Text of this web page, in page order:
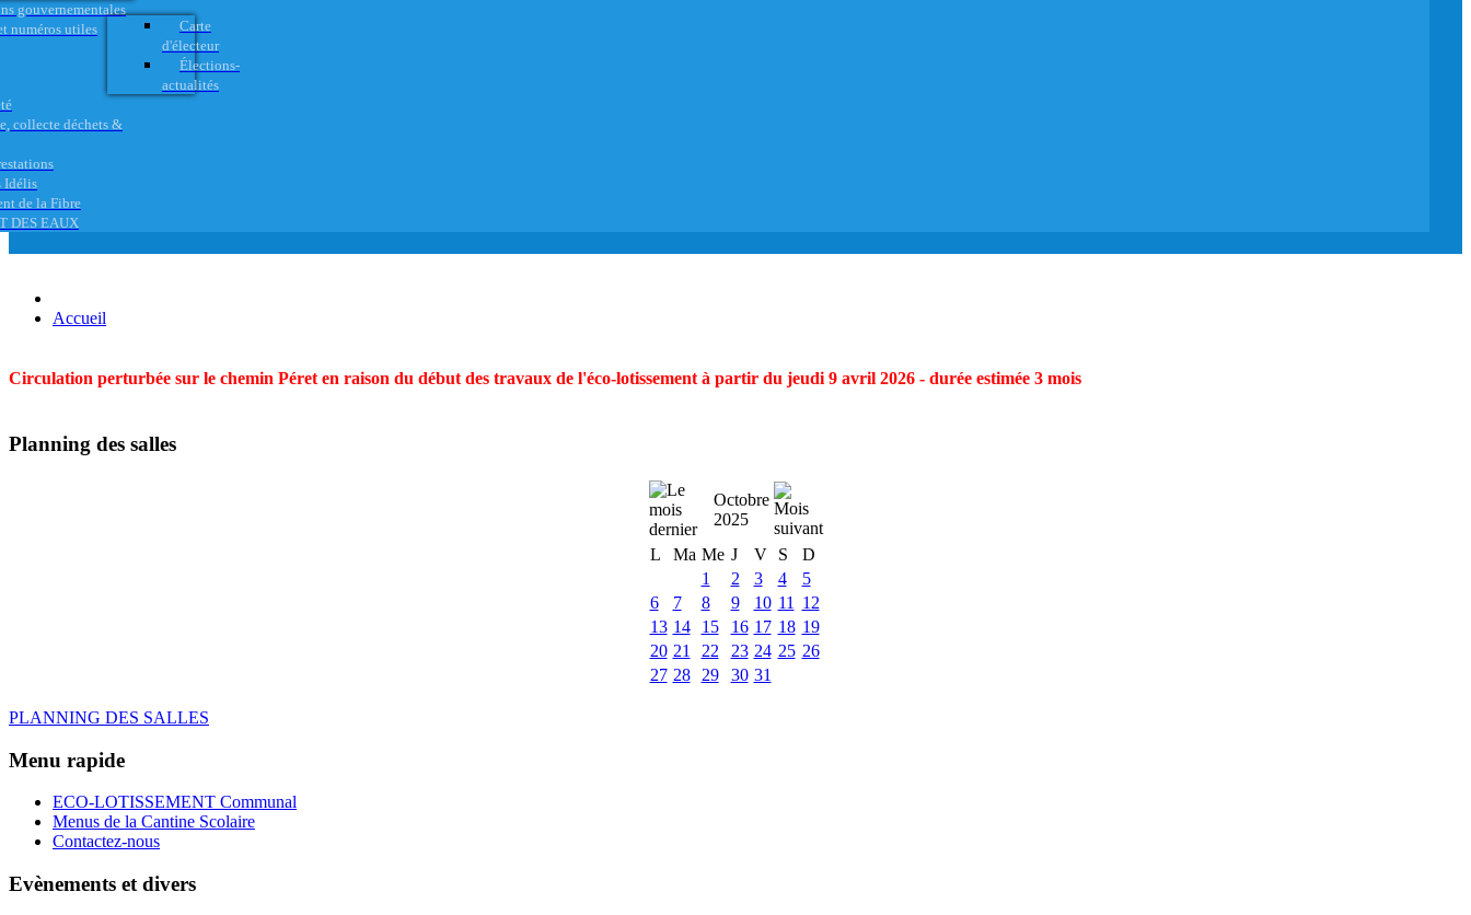
gouvernementales
numéros utiles
Carte
d'électeur
Élections-
actualités
collecte déchets &
Idélis
de la Fibre
DES EAUX
Accueil
Circulation perturbée sur le chemin Péret en raison du début des travaux de l'éco-lotissement à partir du jeudi 9 avril 2026 - durée estimée 3 mois
Planning des salles
Octobre
2025
L
Ma Me J V S
D
1
2 3 4
5
6
7 8 9 10 11
12
13 14 15 16 17 18 19
20 21 22 23 24 25 26
27 28 29 30 31
PLANNING DES SALLES
Menu rapide
ECO-LOTISSEMENT Communal
Menus de la Cantine Scolaire
Contactez-nous
Evènements et divers